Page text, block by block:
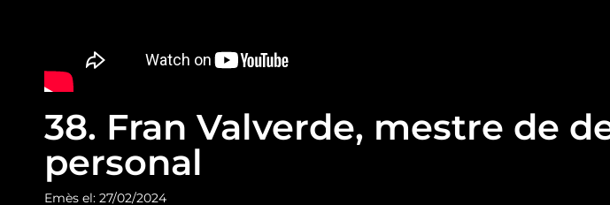
38. Fran Valverde, mestre de
personal
Emès el: 27/02/2024